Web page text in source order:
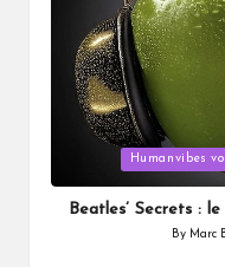
in
Humanvibes
Beatles’ Secrets :
Posted
By Marc